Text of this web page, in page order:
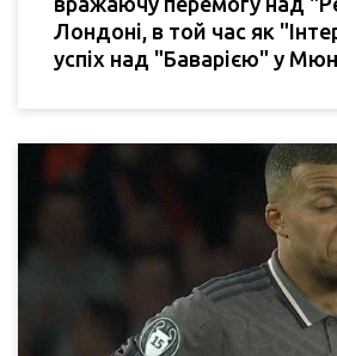
Лондоні, в той час як
успіх над "Баварією" у